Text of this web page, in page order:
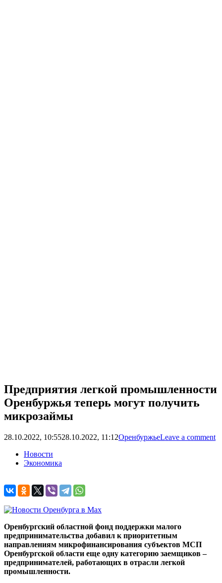
Предприятия легкой промышленности
Оренбуржья теперь могут получить
микрозаймы
28.10.2022, 10:5528.10.2022, 11:12ОренбуржьеLeave a comment
Новости
Экономика
Оренбургский областной фонд поддержки малого
предпринимательства добавил к приоритетным
направлениям микрофинансирования субъектов МСП
Оренбургской области еще одну категорию заемщиков –
предпринимателей, работающих в отрасли легкой
промышленности.